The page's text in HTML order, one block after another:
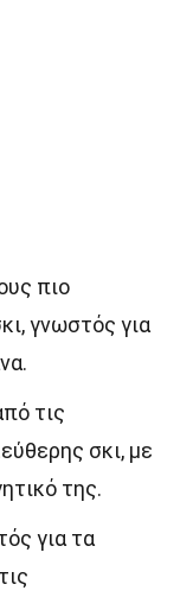
πιο
γνωστός για
τις
σκι, με
της.
για τα